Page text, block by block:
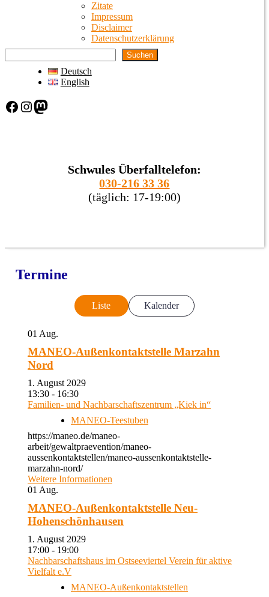
Zitate
Impressum
Disclaimer
Datenschutzerklärung
Suchen
Deutsch
English
Facebook Instagram Mastodon
Schwules Überfalltelefon:
030-216 33 36
(täglich: 17-19:00)
Termine
Liste Kalender
01 Aug.
MANEO-Außenkontaktstelle Marzahn
Nord
1. August 2029
13:30 - 16:30
Familien- und Nachbarschaftszentrum „Kiek in“
MANEO-Teestuben
https://maneo.de/maneo-
arbeit/gewaltpraevention/maneo-
aussenkontaktstellen/maneo-aussenkontaktstelle-
marzahn-nord/
Weitere Informationen
01 Aug.
MANEO-Außenkontaktstelle Neu-
Hohenschönhausen
1. August 2029
17:00 - 19:00
Nachbarschaftshaus im Ostseeviertel Verein für aktive
Vielfalt e.V
MANEO-Außenkontaktstellen